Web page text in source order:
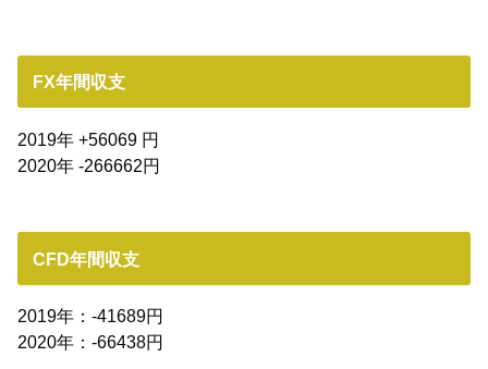
FX年間収支
2019年 +56069 円
2020年 -266662円
CFD年間収支
2019年：-41689円
2020年：-66438円